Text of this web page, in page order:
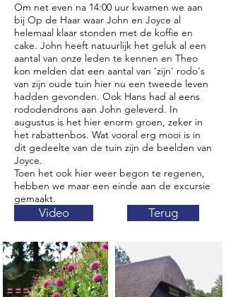
Om net even na 14:00 uur kwamen we aan
bij Op de Haar waar John en Joyce al
helemaal klaar stonden met de koffie en
cake. John heeft natuurlijk het geluk al een
aantal van onze leden te kennen en Theo
kon melden dat een aantal van 'zijn' rodo's
van zijn oude tuin hier nu een tweede leven
hadden gevonden. Ook Hans had al eens
rododendrons aan John geleverd. In
augustus is het hier enorm groen, zeker in
het rabattenbos. Wat vooral erg mooi is in
dit gedeelte van de tuin zijn de beelden van
Joyce.
Toen het ook hier weer begon te regenen,
hebben we maar een einde aan de excursie
gemaakt.
Video Terug